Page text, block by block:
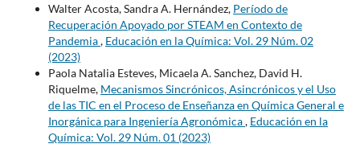
Walter Acosta, Sandra A. Hernández, Período de
Recuperación Apoyado por STEAM en Contexto de
Pandemia, Educación en la Química: Vol. 29 Núm. 02
(2023)
Paola Natalia Esteves, Micaela A. Sanchez, David H.
Riquelme, Mecanismos Sincrónicos, Asincrónicos y el Uso
de las TIC en el Proceso de Enseñanza en Química General e
Inorgánica para Ingeniería Agronómica, Educación en la
Química: Vol. 29 Núm. 01 (2023)